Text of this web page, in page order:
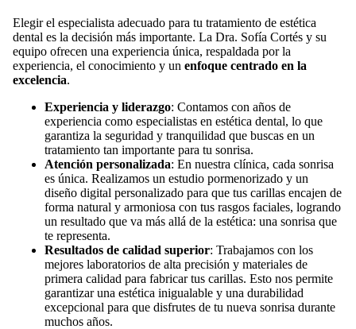
Elegir el especialista adecuado para tu tratamiento de estética
dental es la decisión más importante. La Dra. Sofía Cortés y su
equipo ofrecen una experiencia única, respaldada por la
experiencia, el conocimiento y un enfoque centrado en la
excelencia.
Experiencia y liderazgo: Contamos con años de
experiencia como especialistas en estética dental, lo que
garantiza la seguridad y tranquilidad que buscas en un
tratamiento tan importante para tu sonrisa.
Atención personalizada: En nuestra clínica, cada sonrisa
es única. Realizamos un estudio pormenorizado y un
diseño digital personalizado para que tus carillas encajen de
forma natural y armoniosa con tus rasgos faciales, logrando
un resultado que va más allá de la estética: una sonrisa que
te representa.
Resultados de calidad superior: Trabajamos con los
mejores laboratorios de alta precisión y materiales de
primera calidad para fabricar tus carillas. Esto nos permite
garantizar una estética inigualable y una durabilidad
excepcional para que disfrutes de tu nueva sonrisa durante
muchos años.